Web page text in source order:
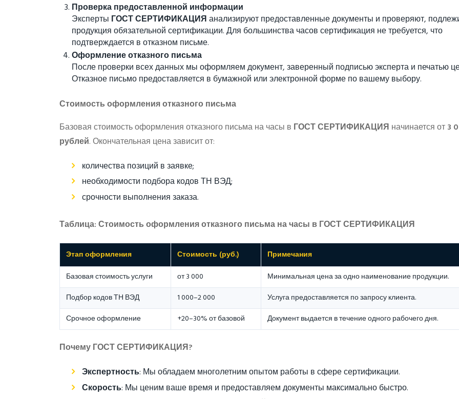
Проверка предоставленной информации
Эксперты ГОСТ СЕРТИФИКАЦИЯанализируют предоставленные документы и проверяют,
продукция обязательной сертификации. Для большинства часов сертификация не требуется, что
подтверждается в отказном письме.
Оформление отказного письма
После проверки всех данных мы оформляем документ, заверенный подписью эксперта и печатью
Отказное письмо предоставляется в бумажной или электронной форме по вашему выбору.
Стоимость оформления отказного письма
Базовая стоимость оформления отказного письма на часы в ГОСТ СЕРТИФИКАЦИЯ начинается от3
рублей. Окончательная цена зависит от:
количества позиций в заявке;
необходимости подбора кодов ТН ВЭД;
срочности выполнения заказа.
Таблица: Стоимость оформления отказного письма на часы в ГОСТ СЕРТИФИКАЦИЯ
Этап оформления Стоимость (руб.)
Примечания
Базовая стоимость услуги
от 3 000
Минимальная цена за одно наименование продукции.
Подбор кодов ТН ВЭД
1 000–2 000
Услуга предоставляется по запросу клиента.
Срочное оформление
+20–30% от базовой Документ выдается в течение одного рабочего дня.
Почему ГОСТ СЕРТИФИКАЦИЯ?
Экспертность: Мы обладаем многолетним опытом работы в сфере сертификации.
Скорость: Мы ценим ваше время и предоставляем документы максимально быстро.